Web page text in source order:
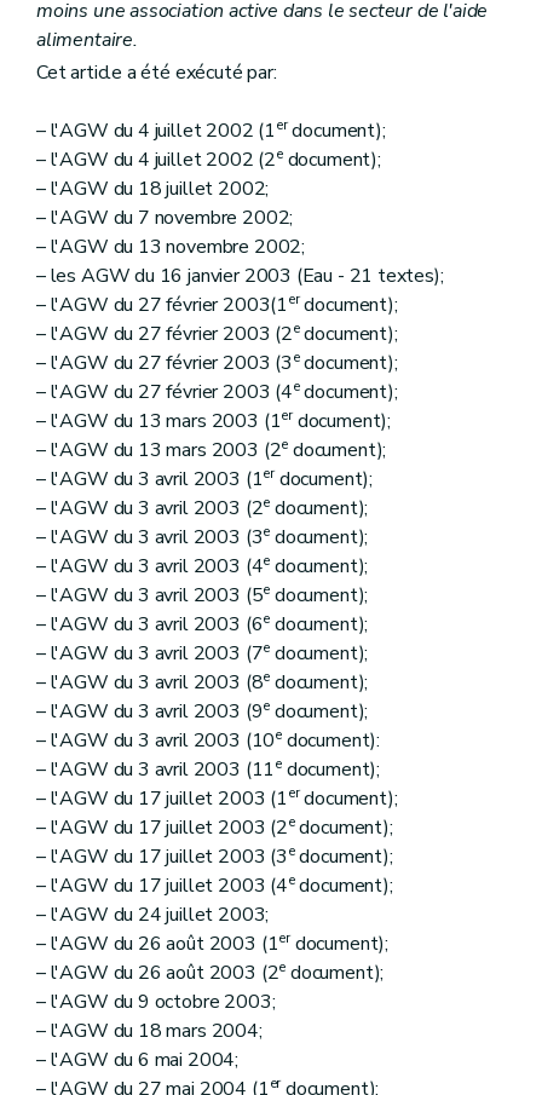
moins une association active dans le secteur de l'aide
alimentaire.
Cet article a été exécuté par:
– l'AGW du 4 juillet 2002 (1erdocument);
– l'AGW du 4 juillet 2002 (2edocument);
– l'AGW du 18 juillet 2002;
– l'AGW du 7 novembre 2002;
– l'AGW du 13 novembre 2002;
– les AGW du 16 janvier 2003 (Eau - 21 textes);
– l'AGW du 27 février 2003(1erdocument);
– l'AGW du 27 février 2003 (2edocument);
– l'AGW du 27 février 2003 (3edocument);
– l'AGW du 27 février 2003 (4edocument);
– l'AGW du 13 mars 2003 (1erdocument);
– l'AGW du 13 mars 2003 (2e document);
– l'AGW du 3 avril 2003 (1erdocument);
– l'AGW du 3 avril 2003 (2e document);
– l'AGW du 3 avril 2003 (3e document);
– l'AGW du 3 avril 2003 (4e document);
– l'AGW du 3 avril 2003 (5e document);
– l'AGW du 3 avril 2003 (6e document);
– l'AGW du 3 avril 2003 (7e document);
– l'AGW du 3 avril 2003 (8e document);
– l'AGW du 3 avril 2003 (9e document);
– l'AGW du 3 avril 2003 (10edocument):
– l'AGW du 3 avril 2003 (11edocument);
– l'AGW du 17 juillet 2003 (1erdocument);
– l'AGW du 17 juillet 2003 (2edocument);
– l'AGW du 17 juillet 2003 (3edocument);
– l'AGW du 17 juillet 2003 (4edocument);
– l'AGW du 24 juillet 2003;
– l'AGW du 26 août 2003 (1erdocument);
– l'AGW du 26 août 2003 (2e document);
– l'AGW du 9 octobre 2003;
– l'AGW du 18 mars 2004;
– l'AGW du 6 mai 2004;
– l'AGW du 27 mai 2004 (1erdocument);